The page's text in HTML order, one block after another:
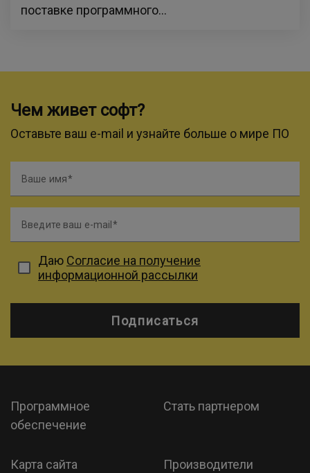
поставке программного...
Чем живет софт?
Оставьте ваш e-mail и узнайте больше о мире ПО
Ваше имя
Введите ваш e-mail
Даю Согласие на получение
информационной рассылки
Подписаться
Программное
обеспечение
Стать партнером
Карта сайта Производители